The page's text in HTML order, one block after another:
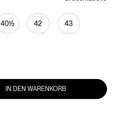
40½ 42 43
IN DEN WARENKORB